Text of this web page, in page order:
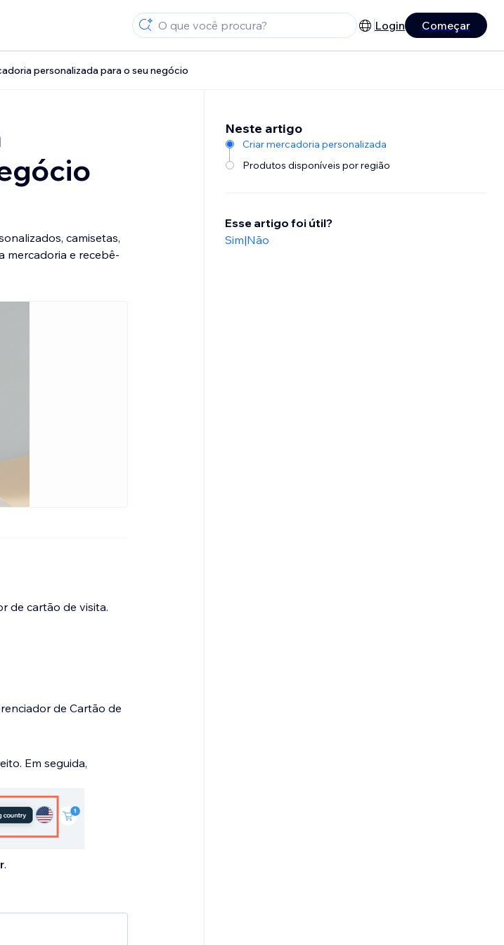
Login Começar
personalizada para o seu negócio
camisetas,
mercadoria e recebê-
de cartão de visita.
de Cartão de
Em seguida,
.
Neste artigo
Criar mercadoria personalizada
Produtos disponíveis por região
Esse artigo foi útil?
Sim|Não